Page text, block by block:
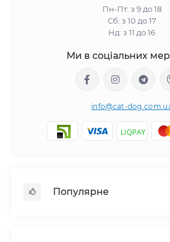
Пн-Пт: з 9 до 18
Сб: з 10 до 17
Нд: з 11 до 16
Ми в соціальних
info@cat-
Популярне